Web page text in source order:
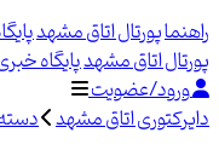
راهنماپورتال اتاق مشهد
پورتال اتاق مشهدپایگاه
ورود/عضویت
دایرکتوری اتاق مشهد